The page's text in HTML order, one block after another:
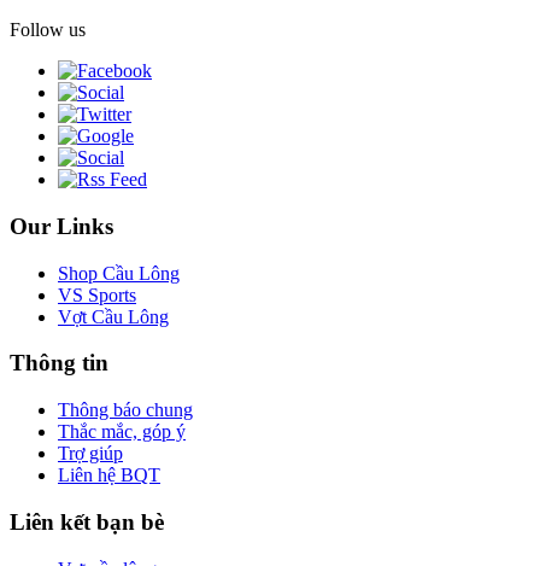
Follow us
Our Links
Shop Cầu Lông
VS Sports
Vợt Cầu Lông
Thông tin
Thông báo chung
Thắc mắc, góp ý
Trợ giúp
Liên hệ BQT
Liên kết bạn bè